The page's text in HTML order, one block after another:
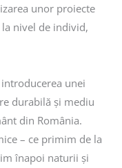
unor proiecte
la nivel de individ,
unei
durabilă și mediu
din România.
– ce primim de la
înapoi naturii și